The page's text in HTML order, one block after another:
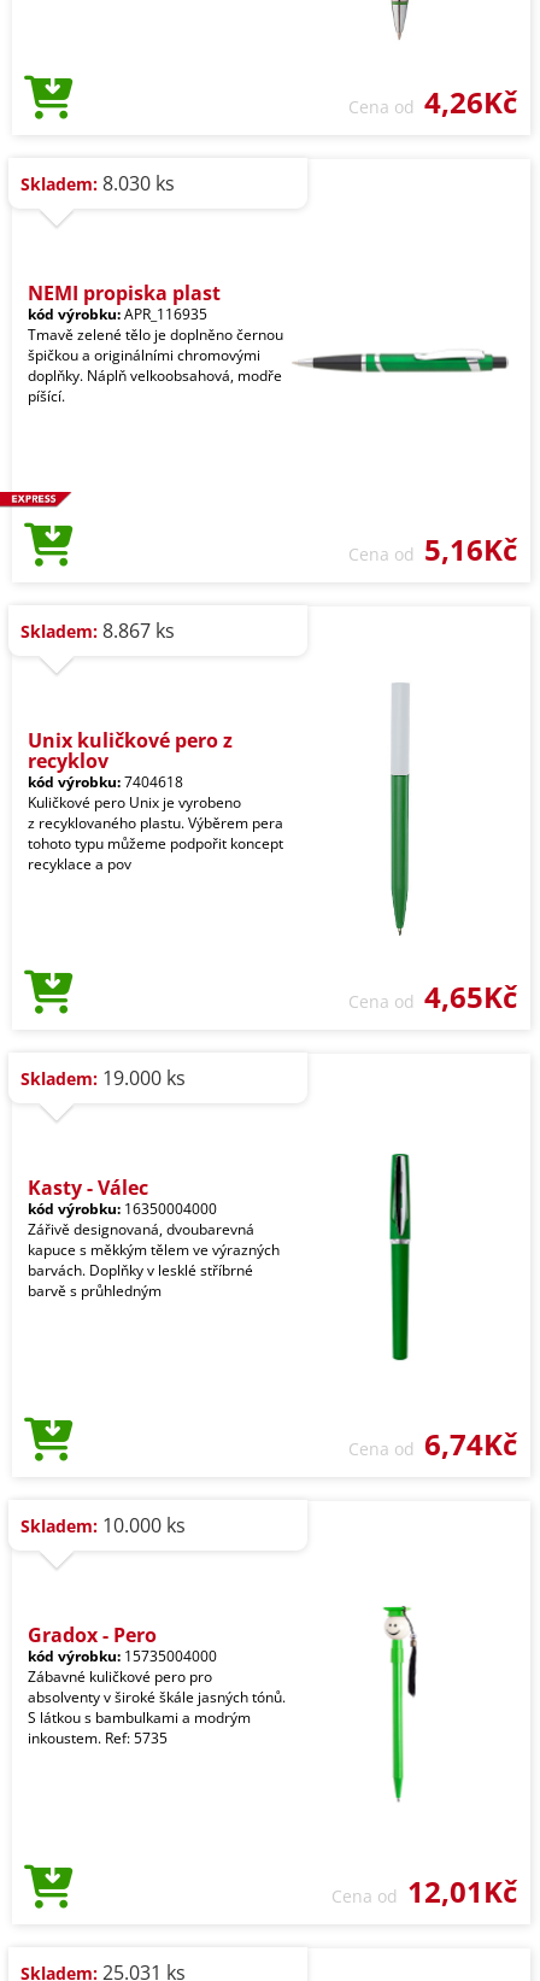
Cena od 4,26Kč
Skladem: 8.030 ks
NEMI propiska plast
kód výrobku:APR_116935
Tmavě zelené tělo je doplněno černou
špičkou a originálními chromovými
doplňky. Náplň velkoobsahová, modře
píšící.
Cena od 5,16Kč
Skladem: 8.867 ks
Unix kuličkové pero z
recyklov
kód výrobku:7404618
Kuličkové pero Unix je vyrobeno
z recyklovaného plastu. Výběrem pera
tohoto typu můžeme podpořit koncept
recyklace a pov
Cena od 4,65Kč
Skladem: 19.000 ks
Kasty - Válec
kód výrobku: 16350004000
Zářivě designovaná, dvoubarevná
kapuce s měkkým tělem ve výrazných
barvách. Doplňky v lesklé stříbrné
barvě s průhledným
Cena od 6,74Kč
Skladem: 10.000 ks
Gradox - Pero
kód výrobku: 15735004000
Zábavné kuličkové pero pro
absolventy v široké škále jasných tónů.
S látkou s bambulkami a modrým
inkoustem. Ref: 5735
Cena od 12,01Kč
Skladem: 25.031 ks